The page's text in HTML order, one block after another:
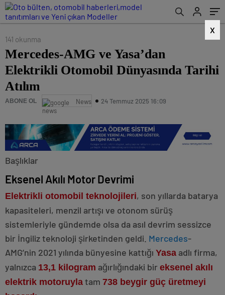
X
141 okunma
Mercedes-AMG ve Yasa’dan
Elektrikli Otomobil Dünyasında Tarihi
Atılım
ABONE OL News 24 Temmuz 2025 16:09
Başlıklar
Eksenel Akılı Motor Devrimi
Elektrikli otomobil teknolojileri, son yıllarda batarya
kapasiteleri, menzil artışı ve otonom sürüş
sistemleriyle gündemde olsa da asıl devrim sessizce
bir İngiliz teknoloji şirketinden geldi. Mercedes-
AMG’nin 2021 yılında bünyesine kattığı Yasa adlı firma,
yalnızca 13,1 kilogram ağırlığındaki bir eksenel akılı
elektrik motoruyla tam 738 beygir güç üretmeyi